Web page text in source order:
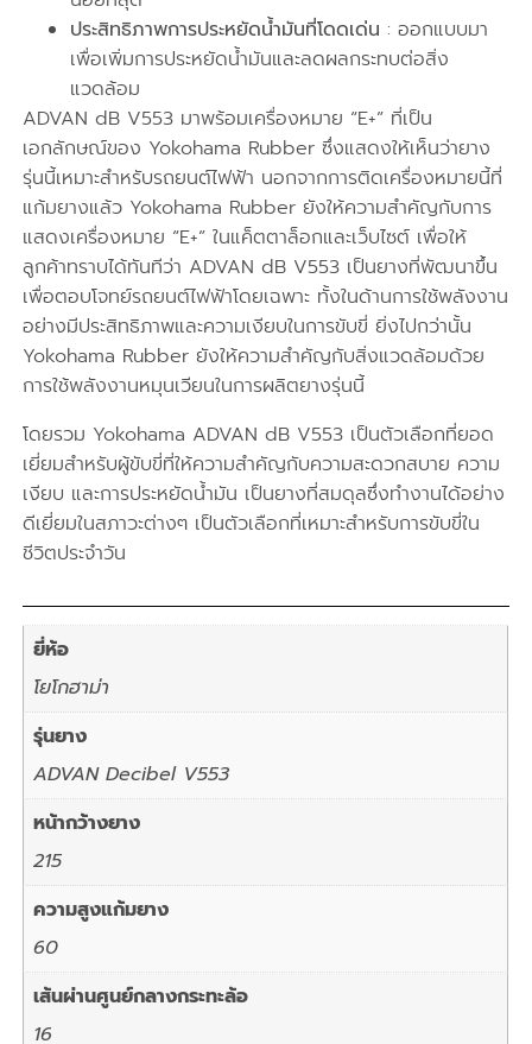
ประสิทธิภาพการประหยัดน้ำมันที่โดดเด่น : ออกแบบมา
เพื่อเพิ่มการประหยัดน้ำมันและลดผลกระทบต่อสิ่ง
แวดล้อม
ADVAN dB V553 มาพร้อมเครื่องหมาย “E+” ที่เป็น
เอกลักษณ์ของ Yokohama Rubber ซึ่งแสดงให้เห็นว่ายาง
รุ่นนี้เหมาะสำหรับรถยนต์ไฟฟ้า นอกจากการติดเครื่องหมายนี้ที่
แก้มยางแล้ว Yokohama Rubber ยังให้ความสำคัญกับการ
แสดงเครื่องหมาย “E+” ในแค็ตตาล็อกและเว็บไซต์ เพื่อให้
ลูกค้าทราบได้ทันทีว่า ADVAN dB V553 เป็นยางที่พัฒนาขึ้น
เพื่อตอบโจทย์รถยนต์ไฟฟ้าโดยเฉพาะ ทั้งในด้านการใช้พลังงาน
อย่างมีประสิทธิภาพและความเงียบในการขับขี่ ยิ่งไปกว่านั้น
Yokohama Rubber ยังให้ความสำคัญกับสิ่งแวดล้อมด้วย
การใช้พลังงานหมุนเวียนในการผลิตยางรุ่นนี้
โดยรวม Yokohama ADVAN dB V553 เป็นตัวเลือกที่ยอด
เยี่ยมสำหรับผู้ขับขี่ที่ให้ความสำคัญกับความสะดวกสบาย ความ
เงียบ และการประหยัดน้ำมัน เป็นยางที่สมดุลซึ่งทำงานได้อย่าง
ดีเยี่ยมในสภาวะต่างๆ เป็นตัวเลือกที่เหมาะสำหรับการขับขี่ใน
ชีวิตประจำวัน
ยี่ห้อ
โยโกฮาม่า
รุ่นยาง
ADVAN Decibel V553
หน้ากว้างยาง
215
ความสูงแก้มยาง
60
เส้นผ่านศูนย์กลางกระทะล้อ
16